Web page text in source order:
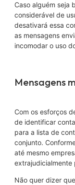
Caso alguém seja
considerável de
desativará essa
as mensagens
incomodar o uso
Mensagens
Com os esforços
de identificar
para a lista de
conjunto.
até mesmo
extrajudicialmente
Não quer dizer